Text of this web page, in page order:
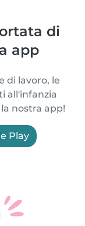
di
app
di lavoro, le
all'infanzia
nostra app!
Play